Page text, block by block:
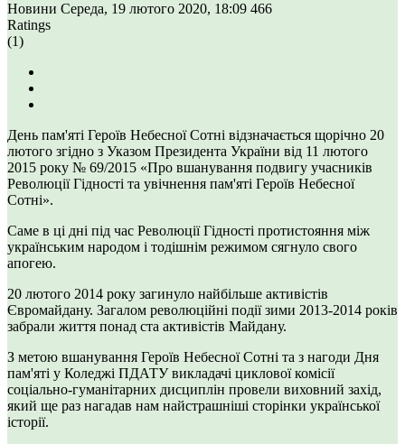
Новини Середа, 19 лютого 2020, 18:09 466
Ratings
(1)
День пам'яті Героїв Небесної Сотні відзначається щорічно 20
лютого згідно з Указом Президента України від 11 лютого
2015 року № 69/2015 «Про вшанування подвигу учасників
Революції Гідності та увічнення пам'яті Героїв Небесної
Сотні».
Саме в ці дні під час Революції Гідності протистояння між
українським народом і тодішнім режимом сягнуло свого
апогею.
20 лютого 2014 року загинуло найбільше активістів
Євромайдану. Загалом революційні події зими 2013-2014 років
забрали життя понад ста активістів Майдану.
З метою вшанування Героїв Небесної Сотні та з нагоди Дня
пам'яті у Коледжі ПДАТУ викладачі циклової комісії
соціально-гуманітарних дисциплін провели виховний захід,
який ще раз нагадав нам найстрашніші сторінки української
історії.